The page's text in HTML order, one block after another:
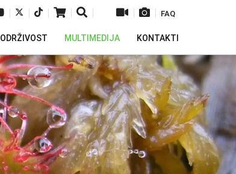
| | | | | | | FAQ
ODRŽIVOST MULTIMEDIJA KONTAKTI